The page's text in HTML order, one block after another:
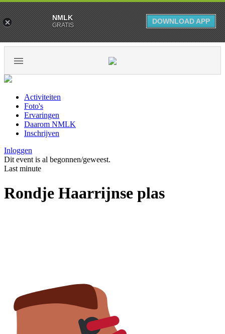
Activiteiten
Foto's
Ervaringen
Daarom NMLK
Inschrijven
Inloggen
Dit event is al begonnen/geweest.
Last minute
Rondje Haarrijnse plas
NMLK
GRATIS DOWNLOAD APP